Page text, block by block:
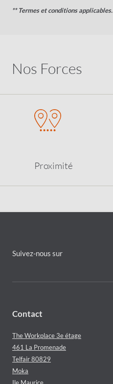
** Termes et conditions applicables.
Nos Forces
Proximité
Suivez-nous sur
Contact
The Workplace 3e étage
461 La Promenade
Telfair 80829
Moka